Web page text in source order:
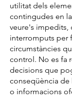
utilitat dels
contingudes en
veure's impedits,
interromputs per
circumstàncies
control. No es fa
decisions que
conseqüència de
o informacions